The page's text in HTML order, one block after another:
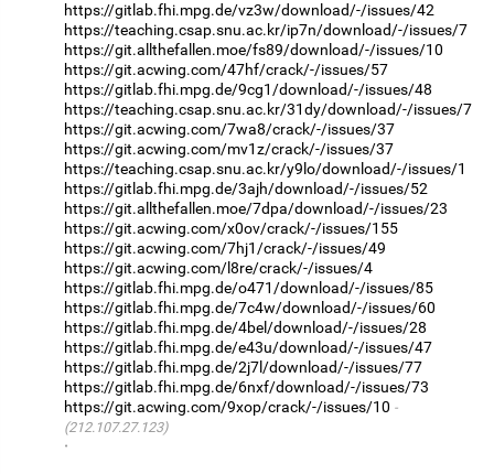
https://gitlab.fhi.mpg.de/vz3w/download/-/issues/42
https://teaching.csap.snu.ac.kr/ip7n/download/-/issues/7
https://git.allthefallen.moe/fs89/download/-/issues/10
https://git.acwing.com/47hf/crack/-/issues/57
https://gitlab.fhi.mpg.de/9cg1/download/-/issues/48
https://teaching.csap.snu.ac.kr/31dy/download/-/issues/7
https://git.acwing.com/7wa8/crack/-/issues/37
https://git.acwing.com/mv1z/crack/-/issues/37
https://teaching.csap.snu.ac.kr/y9lo/download/-/issues/1
https://gitlab.fhi.mpg.de/3ajh/download/-/issues/52
https://git.allthefallen.moe/7dpa/download/-/issues/23
https://git.acwing.com/x0ov/crack/-/issues/155
https://git.acwing.com/7hj1/crack/-/issues/49
https://git.acwing.com/l8re/crack/-/issues/4
https://gitlab.fhi.mpg.de/o471/download/-/issues/85
https://gitlab.fhi.mpg.de/7c4w/download/-/issues/60
https://gitlab.fhi.mpg.de/4bel/download/-/issues/28
https://gitlab.fhi.mpg.de/e43u/download/-/issues/47
https://gitlab.fhi.mpg.de/2j7l/download/-/issues/77
https://gitlab.fhi.mpg.de/6nxf/download/-/issues/73
https://git.acwing.com/9xop/crack/-/issues/10
(212.107.27.123)
·